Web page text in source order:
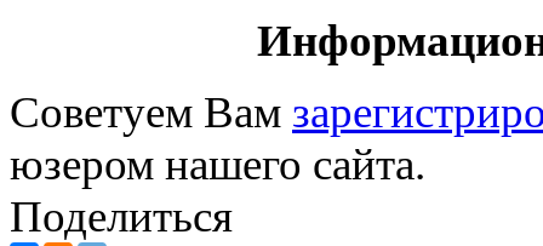
Советуем Вам
юзером нашего сайта.
Поделиться